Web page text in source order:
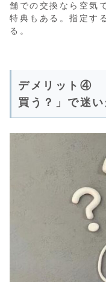
舗での交換なら空気
特典もある。指定す
る。
デメリット④
買う？」で迷い